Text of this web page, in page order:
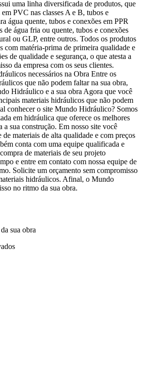
uma linha diversificada de produtos, que
PVC nas classes A e B, tubos e
água quente, tubos e conexões em PPR
de água fria ou quente, tubos e conexões
ou GLP, entre outros. Todos os produtos
com matéria-prima de primeira qualidade e
de qualidade e segurança, o que atesta a
da empresa com os seus clientes.
necessários na Obra Entre os
que não podem faltar na sua obra,
Hidráulico e a sua obra Agora que você
materiais hidráulicos que não podem
conhecer o site Mundo Hidráulico? Somos
em hidráulica que oferece os melhores
a sua construção. Em nosso site você
de materiais de alta qualidade e com preços
conta com uma equipe qualificada e
de materiais de seu projeto
e entre em contato com nossa equipe de
Solicite um orçamento sem compromisso
hidráulicos. Afinal, o Mundo
no ritmo da sua obra.
sua obra